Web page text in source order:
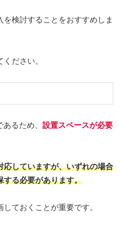
検討することをおすすめしま
ださい。
るため、 設置スペースが必要
応していますが、いずれの場合
する必要があります。
ておくことが重要です。